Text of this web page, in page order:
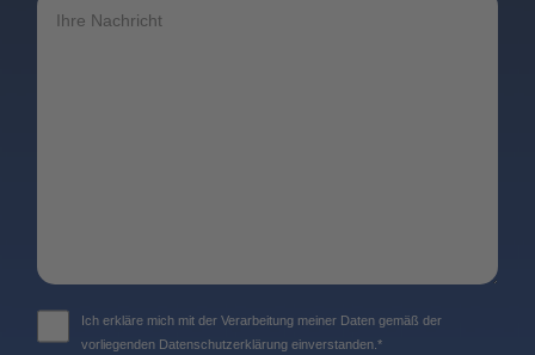
Ich erkläre mich mit der Verarbeitung meiner Daten gemäß der
vorliegenden Datenschutzerklärung einverstanden.*